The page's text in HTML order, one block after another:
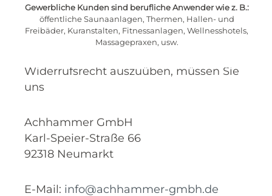
Gewerbliche Kunden sind berufliche Anwender wie z. B.:
öffentliche Saunaanlagen, Thermen, Hallen- und
Freibäder, Kuranstalten, Fitnessanlagen, Wellnesshotels,
Massagepraxen, usw.
ab dem Tag an dem Sie oder ein von
Ihnen benannter Dritter, der nicht der
Beförderer ist, die letzte Ware in Besitz
Widerrufsrecht auszuüben, müssen Sie
uns
Achhammer GmbH
Karl-Speier-Straße 66
92318 Neumarkt
E-Mail: info@achhammer-gmbh.de